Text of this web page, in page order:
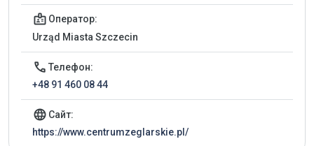
badge Оператор:
Urząd Miasta Szczecin
call Телефон:
+48 91 460 08 44
language Сайт:
https://www.centrumzeglarskie.pl/